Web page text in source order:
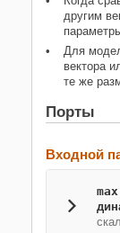
другим
Для
вектора
те же
Порты
Входной
max